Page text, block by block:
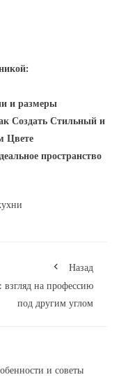
и размеры
Создать Стильный и
Цвете
пространство
Назад
на профессию
под другим углом
и советы